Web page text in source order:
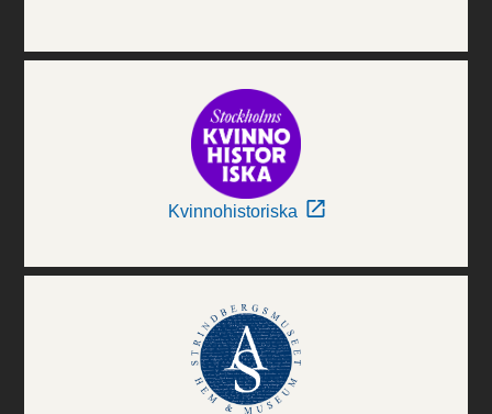
Kvinnohistoriska